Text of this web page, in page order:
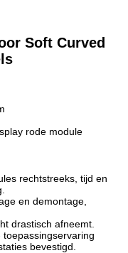
Soft Curved
rode module
rechtstreeks, tijd en
en demontage,
drastisch afneemt.
bevestigd.